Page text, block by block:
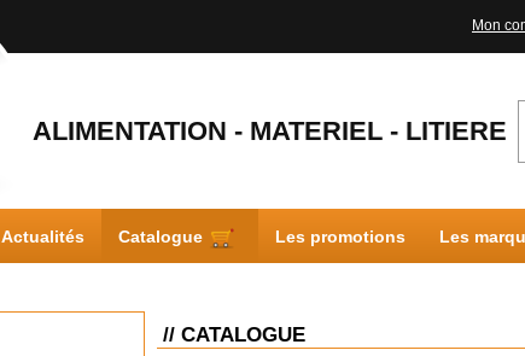
Mon
ALIMENTATION - MATERIEL - LITIERE
Actualités Catalogue Les promotions Les
// CATALOGUE